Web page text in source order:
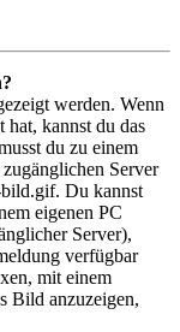
werden. Wenn
hat, kannst du das
du zu einem
Server
Du kannst
eigenen PC
Server),
verfügbar
mit einem
Bild anzuzeigen,